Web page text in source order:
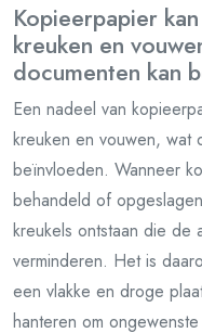
Kopieerpapier
kreuken en
documenten kan
Een nadeel van
kreuken en vouwen, wat
beïnvloeden. Wanneer
behandeld of
kreukels ontstaan die de
verminderen. Het is
een vlakke en droge
hanteren om